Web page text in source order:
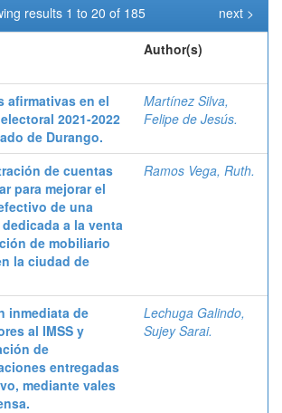
results 1 to 20 of 185
next >
Author(s)
afirmativas en el
2021-2022
de Durango.
Martínez Silva,
Felipe de Jesús.
de cuentas
para mejorar el
de una
a la venta
de mobiliario
la ciudad de
Ramos Vega, Ruth.
inmediata de
al IMSS y
de
entregadas
mediante vales
Lechuga Galindo,
Sujey Sarai.